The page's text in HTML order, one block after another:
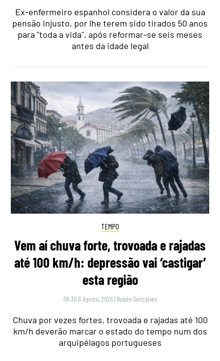
Ex-enfermeiro espanhol considera o valor da sua
pensão injusto, por lhe terem sido tirados 50 anos
para "toda a vida", após reformar-se seis meses
antes da idade legal
TEMPO
Vem aí chuva forte, trovoada e rajadas
até 100 km/h: depressão vai ‘castigar’
esta região
09:30 6 Agosto, 2026 | Rubén Gonçalves
Chuva por vezes fortes, trovoada e rajadas até 100
km/h deverão marcar o estado do tempo num dos
arquipélagos portugueses